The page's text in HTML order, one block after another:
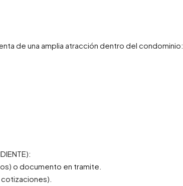
de una amplia atracción dentro del condominio:
o documento en tramite.